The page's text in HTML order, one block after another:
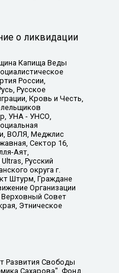
о ликвидации
Капища Веды
России,
Русское
Кровь и Честь,
УНА - УНСО,
ВОЛЯ, Меджлис
Сектор 16,
Аят,
Русский
округа г.
Штурм, Граждане
Организации
Верховный Совет
Этническое
Любовь Эдуардовна, Общество с ограниченной ответственностью "ЛИЗА НОРМ", Каспаров Гарри Кимович, Ходорковский Михаил Борисович, Общество с ограниченной ответственностью "Апрельские тезисы", Данилович Ирина Брониславовна, Кашин Олег Владимирович, Петров Николай Владимирович, Пивоваров Алексей Владимирович, Соколов Михаил Владимирович, Цветкова Юлия Владимировна, Чичваркин Евгений Александрович, Комитет против пыток/Команда против пыток, Общество с ограниченной ответственностью "Первый научный", Общество с ограниченной ответственностью "Вертолет и ко", Белоцерковская Вероника Борисовна, Кац Максим Евгеньевич, Лазарева Татьяна Юрьевна, Шаведдинов Руслан Табризович, Яшин Илья Валерьевич, Общество с ограниченной ответственностью "Иноагент ААВ", Алешковский Дмитрий Петрович, Альбац Евгения Марковна, Быков Дмитрий Львович, Галямина Юлия Евгеньевна, Лойко Сергей Леонидович, Мартынов Кирилл Константинович, Медведев Сергей Александрович, Крашенинников Федор Геннадиевич, Гордеева Катерина Вл